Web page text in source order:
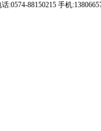
:0574-88150215 手机